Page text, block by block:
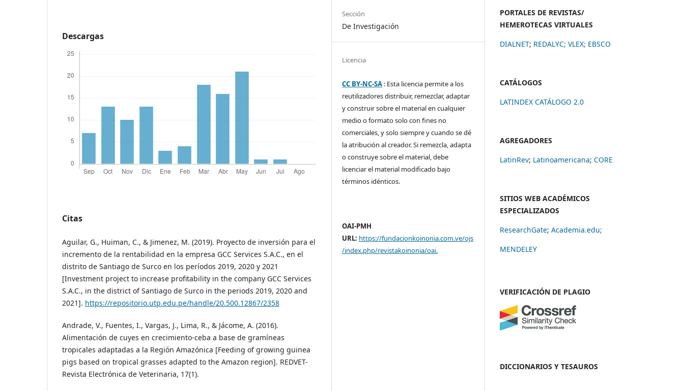
Descargas
Citas
Aguilar, G., Huiman, C., & Jimenez, M. (2019). Proyecto de inversión para el
incremento de la rentabilidad en la empresa GCC Services S.A.C., en el
distrito de Santiago de Surco en los períodos 2019, 2020 y 2021
[Investment project to increase profitability in the company GCC Services
S.A.C., in the district of Santiago de Surco in the periods 2019, 2020 and
2021]. https://repositorio.utp.edu.pe/handle/20.500.12867/2358
Andrade, V., Fuentes, I., Vargas, J., Lima, R., & Jácome, A. (2016).
Alimentación de cuyes en crecimiento-ceba a base de gramíneas
tropicales adaptadas a la Región Amazónica [Feeding of growing guinea
pigs based on tropical grasses adapted to the Amazon region]. REDVET-
Revista Electrónica de Veterinaria, 17(1).
Sección
De Investigación
Licencia
CC BY-NC-SA : Esta licencia permite a los
reutilizadores distribuir, remezclar, adaptar
y construir sobre el material en cualquier
medio o formato solo con fines no
comerciales, y solo siempre y cuando se dé
la atribución al creador. Si remezcla, adapta
o construye sobre el material, debe
licenciar el material modificado bajo
términos idénticos.
OAI-PMH
URL: https://fundacionkoinonia.com.ve/ojs
/index.php/revistakoinonia/oai.
PORTALES DE REVISTAS/
HEMEROTECAS VIRTUALES
DIALNET; REDALYC; VLEX; EBSCO
CATÁLOGOS
LATINDEX CATÁLOGO 2.0
AGREGADORES
LatinRev; Latinoamericana; CORE
SITIOS WEB ACADÉMICOS
ESPECIALIZADOS
ResearchGate; Academia.edu;
MENDELEY
VERIFICACIÓN DE PLAGIO
DICCIONARIOS Y TESAUROS